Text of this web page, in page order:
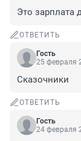
Это зарплата
ОТВЕТИТЬ
Гость
25 февраля
Сказочники
ОТВЕТИТЬ
Гость
24 февраля